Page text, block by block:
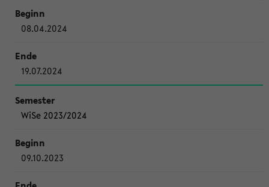
08.04.2024
19.07.2024
WiSe 2023/2024
09.10.2023